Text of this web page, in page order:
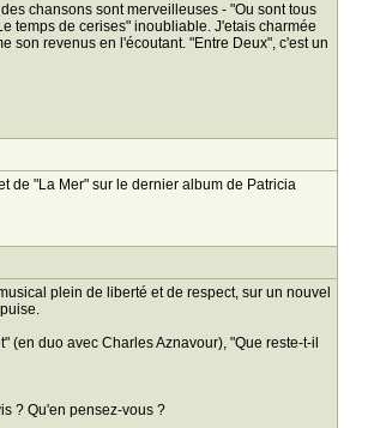
chansons sont merveilleuses - "Ou sont tous
temps de cerises" inoubliable. J'etais charmée
son revenus en l'écoutant. "Entre Deux", c'est un
de "La Mer" sur le dernier album de Patricia
plein de liberté et de respect, sur un nouvel
(en duo avec Charles Aznavour), "Que reste-t-il
? Qu'en pensez-vous ?